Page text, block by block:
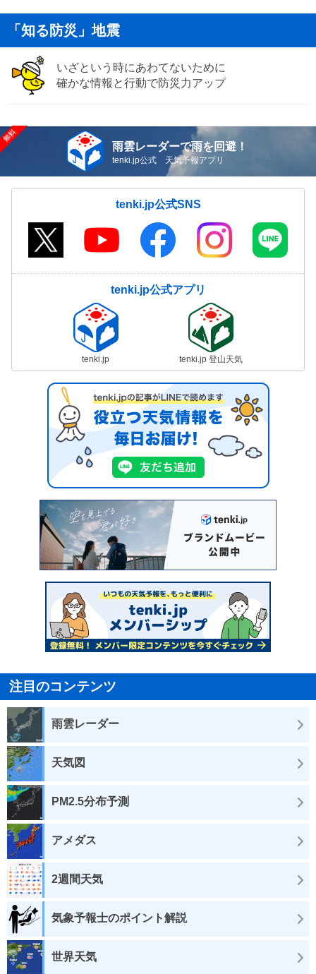
「知る防災」地震
いざという時にあわてないために
確かな情報と行動で防災力アップ
雨雲レーダーで雨を回避！
tenki.jp公式 天気予報アプリ
tenki.jp公式SNS
tenki.jp公式アプリ
tenki.jp tenki.jp 登山天気
注目のコンテンツ
雨雲レーダー
天気図
PM2.5分布予測
アメダス
2週間天気
気象予報士のポイント解説
世界天気